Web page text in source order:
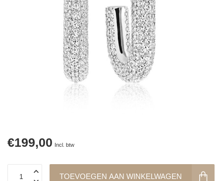
€199,00 Incl. btw
TOEVOEGEN AAN WINKELWAGEN